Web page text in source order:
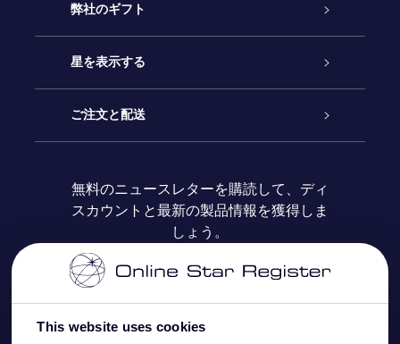
This website uses cookies
カスタマーサービス
お問い合わせ
ブログ
レビュー
弊社のギフト
Online Starギフト
OSRギフトパック
OSR ギフトカード
法人ギフト
星を表示する
星の登録
カスタマイズされたStar Page
One Million Stars
OSR Starsaver
ご注文と配送
お支払いに関する情報
配送に関する情報
返品ポリシ
無料のニュースレターを購読して、ディ
スカウントと最新の製品情報を獲得しま
しょう。